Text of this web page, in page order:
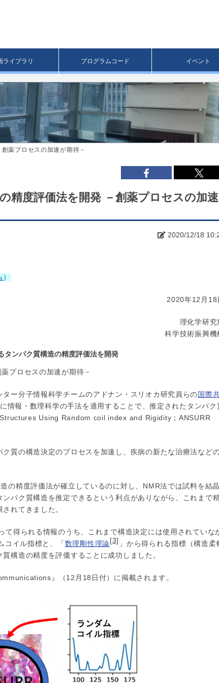
移
動
ライブラリ プログラムコード イベント
薬プロセスの加速が期待－
精度評価法を開発 －創薬プロセスの加速
2020/12/18
）
2020年12月18
理化学研究
科学技術振興機
タンパク質構造の精度評価法を開発
薬プロセスの加速が期待－
ー分子情報科学チームのアドナン・スリオカ研究員らの 国際
に情報・数理科学の手法を適用することで、推定されたタンパク
Using Random coil index and Rigidity；ANSURR
質の構造決定のプロセスを加速し、疾病の新たな治療法など
の精度評価法が確立しているのに対し、NMR法では試料を結
パク質構造を推定できるという利点がありながら、これまで
れてきました。
て得られる情報のうち、これまで構造決定には使用されていな
コイル指標と、「 数理剛性理論[3]」から得られる指標（構造柔
構造の精度を評価することに成功しました。
』（12月18日付）に掲載されます。